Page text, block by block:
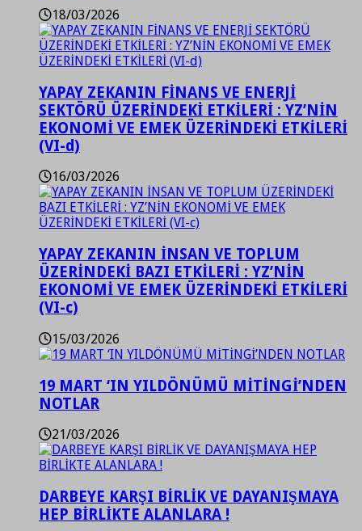
18/03/2026
YAPAY ZEKANIN FİNANS VE ENERJİ
SEKTÖRÜ ÜZERİNDEKİ ETKİLERİ : YZ’NİN
EKONOMİ VE EMEK ÜZERİNDEKİ ETKİLERİ
(VI-d)
16/03/2026
YAPAY ZEKANIN İNSAN VE TOPLUM
ÜZERİNDEKİ BAZI ETKİLERİ : YZ’NİN
EKONOMİ VE EMEK ÜZERİNDEKİ ETKİLERİ
(VI-c)
15/03/2026
19 MART ‘IN YILDÖNÜMÜ MİTİNGİ’NDEN
NOTLAR
21/03/2026
DARBEYE KARŞI BİRLİK VE DAYANIŞMAYA
HEP BİRLİKTE ALANLARA !